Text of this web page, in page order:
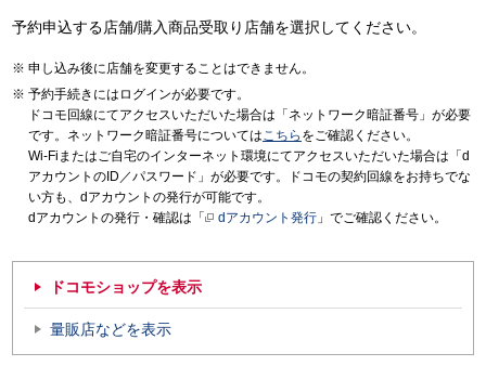
予約申込する店舗/購入商品受取り店舗を選択してください。
申し込み後に店舗を変更することはできません。
予約手続きにはログインが必要です。
ドコモ回線にてアクセスいただいた場合は「ネットワーク暗証番号」が必要
です。ネットワーク暗証番号についてはこちら をご確認ください。
Wi-Fiまたはご自宅のインターネット環境にてアクセスいただいた場合は「d
アカウントのID／パスワード」が必要です。ドコモの契約回線をお持ちでな
い方も、dアカウントの発行が可能です。
dアカウントの発行・確認は「
dアカウント発行 」でご確認ください。
ドコモショップを表示
量販店などを表示